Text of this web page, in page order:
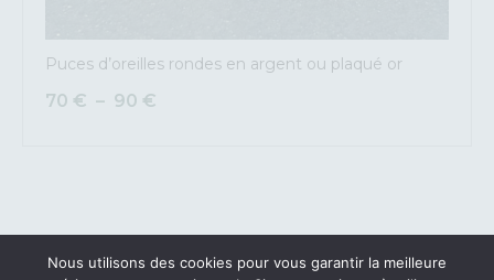
Puces d’oreilles rondes en argent ou plaqué or
70 € – 90 €
Nous utilisons des cookies pour vous garantir la meilleure